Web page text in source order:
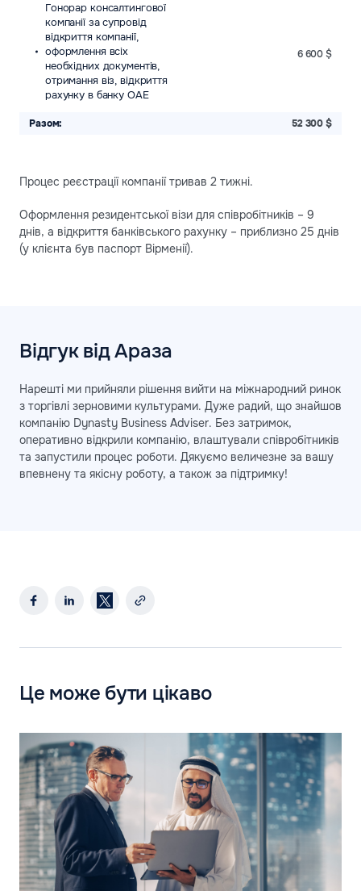
Гонорар консалтингової
компанії за супровід
відкриття компанії,
оформлення всіх
необхідних документів,
отримання віз, відкриття
рахунку в банку ОАЕ
6 600 $
Разом: 52 300 $
Процес реєстрації компанії тривав 2 тижні.
Оформлення резидентської візи для співробітників – 9
днів, а відкриття банківського рахунку – приблизно 25 днів
(у клієнта був паспорт Вірменії).
Відгук від Араза
Нарешті ми прийняли рішення вийти на міжнародний ринок
з торгівлі зерновими культурами. Дуже радий, що знайшов
компанію Dynasty Business Adviser. Без затримок,
оперативно відкрили компанію, влаштували співробітників
та запустили процес роботи. Дякуємо величезне за вашу
впевнену та якісну роботу, а також за підтримку!
Це може бути цікаво